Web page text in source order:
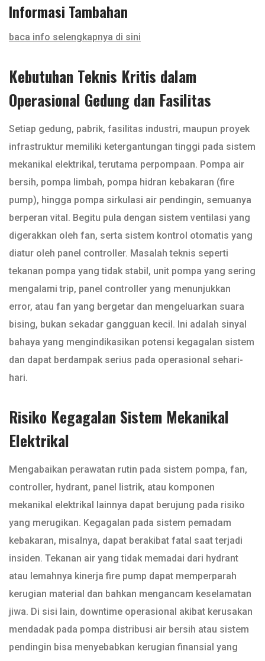
Informasi Tambahan
baca info selengkapnya di sini
Kebutuhan Teknis Kritis dalam
Operasional Gedung dan Fasilitas
Setiap gedung, pabrik, fasilitas industri, maupun proyek
infrastruktur memiliki ketergantungan tinggi pada sistem
mekanikal elektrikal, terutama perpompaan. Pompa air
bersih, pompa limbah, pompa hidran kebakaran (fire
pump), hingga pompa sirkulasi air pendingin, semuanya
berperan vital. Begitu pula dengan sistem ventilasi yang
digerakkan oleh fan, serta sistem kontrol otomatis yang
diatur oleh panel controller. Masalah teknis seperti
tekanan pompa yang tidak stabil, unit pompa yang sering
mengalami trip, panel controller yang menunjukkan
error, atau fan yang bergetar dan mengeluarkan suara
bising, bukan sekadar gangguan kecil. Ini adalah sinyal
bahaya yang mengindikasikan potensi kegagalan sistem
dan dapat berdampak serius pada operasional sehari-
hari.
Risiko Kegagalan Sistem Mekanikal
Elektrikal
Mengabaikan perawatan rutin pada sistem pompa, fan,
controller, hydrant, panel listrik, atau komponen
mekanikal elektrikal lainnya dapat berujung pada risiko
yang merugikan. Kegagalan pada sistem pemadam
kebakaran, misalnya, dapat berakibat fatal saat terjadi
insiden. Tekanan air yang tidak memadai dari hydrant
atau lemahnya kinerja fire pump dapat memperparah
kerugian material dan bahkan mengancam keselamatan
jiwa. Di sisi lain, downtime operasional akibat kerusakan
mendadak pada pompa distribusi air bersih atau sistem
pendingin bisa menyebabkan kerugian finansial yang